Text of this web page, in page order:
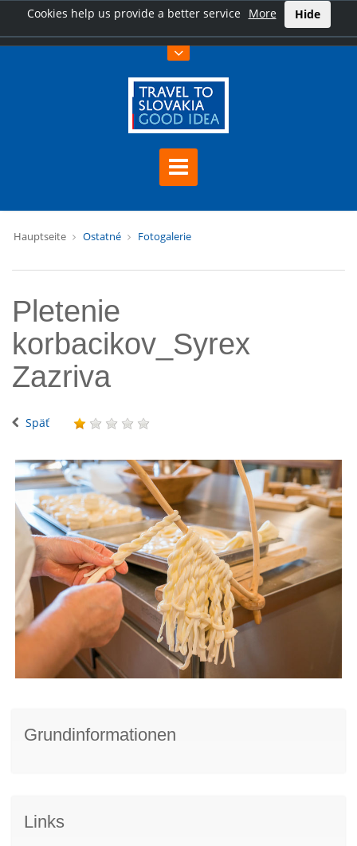
Cookies help us provide a better service More Hide
Hauptseite Ostatné Fotogalerie
Pletenie
korbacikov_Syrex
Zazriva
Späť
Grundinformationen
Links